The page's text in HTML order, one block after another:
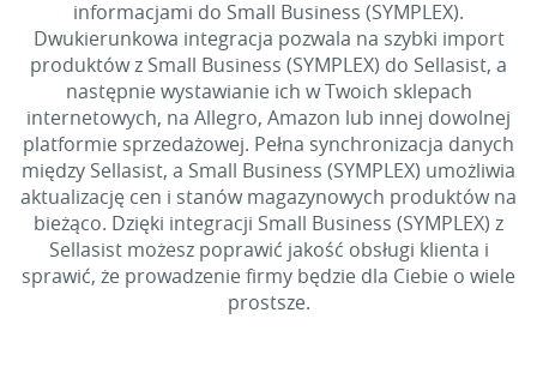
informacjami do Small Business (SYMPLEX).
Dwukierunkowa integracja pozwala na szybki import
produktów z Small Business (SYMPLEX) do Sellasist, a
następnie wystawianie ich w Twoich sklepach
internetowych, na Allegro, Amazon lub innej dowolnej
platformie sprzedażowej. Pełna synchronizacja danych
między Sellasist, a Small Business (SYMPLEX) umożliwia
aktualizację cen i stanów magazynowych produktów na
bieżąco. Dzięki integracji Small Business (SYMPLEX) z
Sellasist możesz poprawić jakość obsługi klienta i
sprawić, że prowadzenie firmy będzie dla Ciebie o wiele
prostsze.